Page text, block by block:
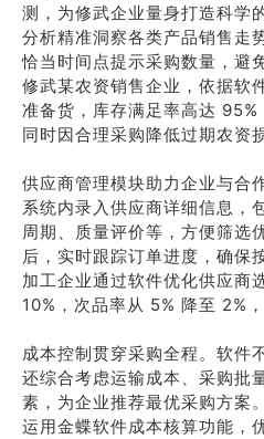
测，为修武企业量身打造科学
分析精准洞察各类产品销售走
恰当时间点提示采购数量，避
修武某农资销售企业，依据软
准备货，库存满足率高达 95%
同时因合理采购降低过期农资
供应商管理模块助力企业与合
系统内录入供应商详细信息，
周期、质量评价等，方便筛选
后，实时跟踪订单进度，确保
加工企业通过软件优化供应商
10%，次品率从 5% 降至 2%
成本控制贯穿采购全程。软件
还综合考虑运输成本、采购批
素，为企业推荐最优采购方案
运用金蝶软件成本核算功能，